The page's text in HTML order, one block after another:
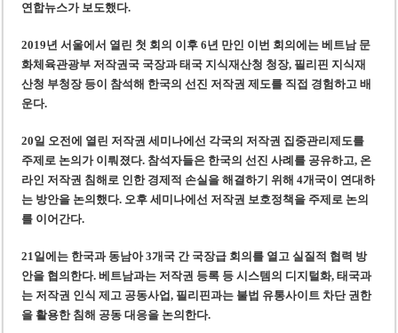
연합뉴스가 보도했다.
2019년 서울에서 열린 첫 회의 이후 6년 만인 이번 회의에는 베트남 문
화체육관광부 저작권국 국장과 태국 지식재산청 청장, 필리핀 지식재
산청 부청장 등이 참석해 한국의 선진 저작권 제도를 직접 경험하고 배
운다.
20일 오전에 열린 저작권 세미나에선 각국의 저작권 집중관리제도를
주제로 논의가 이뤄졌다. 참석자들은 한국의 선진 사례를 공유하고, 온
라인 저작권 침해로 인한 경제적 손실을 해결하기 위해 4개국이 연대하
는 방안을 논의했다. 오후 세미나에선 저작권 보호정책을 주제로 논의
를 이어간다.
21일에는 한국과 동남아 3개국 간 국장급 회의를 열고 실질적 협력 방
안을 협의한다. 베트남과는 저작권 등록 등 시스템의 디지털화, 태국과
는 저작권 인식 제고 공동사업, 필리핀과는 불법 유통사이트 차단 권한
을 활용한 침해 공동 대응을 논의한다.